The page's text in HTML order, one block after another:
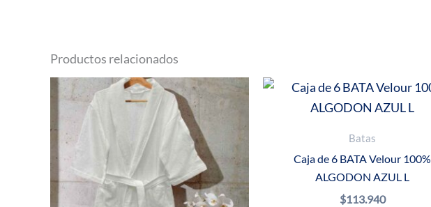
Productos relacionados
Batas
Caja de 6 BATA Velour 100%
ALGODON AZUL L
$113.940